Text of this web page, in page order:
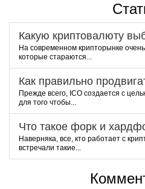
Какую криптовалюту
На современном крипторынке
которые стараются...
Как правильно
Прежде всего, ICO создается с
для того чтобы...
Что такое форк и
Наверняка, все, кто работает с
встречали такие...